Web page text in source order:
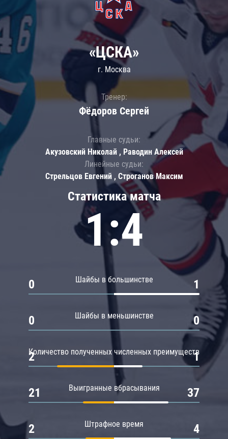
Статистика матча
1:4
Шайбы в большинстве
0 1
Шайбы в меньшинстве
0 0
Количество полученных численных преимуществ
2 1
Выигранные вбрасывания
21 37
Штрафное время
2 4
«ЦСКА»
г. Москва
Тренер:
Фёдоров Сергей
Главные судьи:
Акузовский Николай , Раводин Алексей
Линейные судьи:
Стрельцов Евгений , Строганов Максим